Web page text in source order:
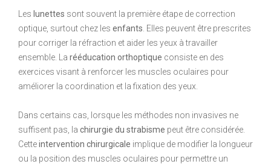
Les lunettes sont souvent la première étape de correction
optique, surtout chez les enfants . Elles peuvent être prescrites
pour corriger la réfraction et aider les yeux à travailler
ensemble. La rééducation orthoptique consiste en des
exercices visant à renforcer les muscles oculaires pour
améliorer la coordination et la fixation des yeux.
Dans certains cas, lorsque les méthodes non invasives ne
suffisent pas, la chirurgie du strabisme peut être considérée.
Cetteintervention chirurgicale implique de modifier la longueur
ou la position des muscles oculaires pour permettre un